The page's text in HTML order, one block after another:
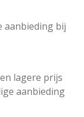
aanbieding bij
lagere prijs
aanbieding